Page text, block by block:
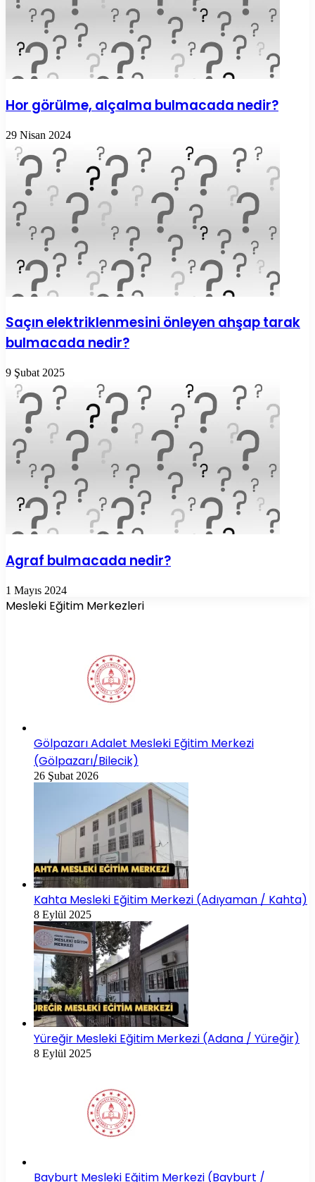
Hor görülme, alçalma bulmacada nedir?
29 Nisan 2024
Saçın elektriklenmesini önleyen ahşap tarak
bulmacada nedir?
9 Şubat 2025
Agraf bulmacada nedir?
1 Mayıs 2024
Mesleki Eğitim Merkezleri
Gölpazarı Adalet Mesleki Eğitim Merkezi
(Gölpazarı/Bilecik)
26 Şubat 2026
Kahta Mesleki Eğitim Merkezi (Adıyaman / Kahta)
8 Eylül 2025
Yüreğir Mesleki Eğitim Merkezi (Adana / Yüreğir)
8 Eylül 2025
Bayburt Mesleki Eğitim Merkezi (Bayburt /